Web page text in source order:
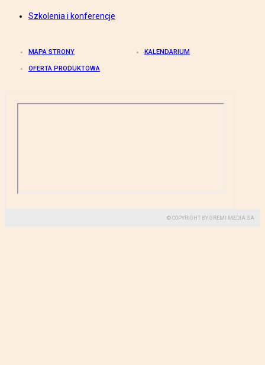
Szkolenia i konferencje
MAPA STRONY KALENDARIUM
OFERTA PRODUKTOWA
© COPYRIGHT BY GREMI MEDIA SA